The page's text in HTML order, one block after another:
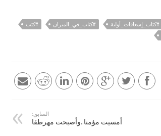
#كتاب_إسعافات_أولية #كتاب_في_الميزان
#كتب
السابق:
أمسيت مؤمنا..وأصبحت مهرطقا